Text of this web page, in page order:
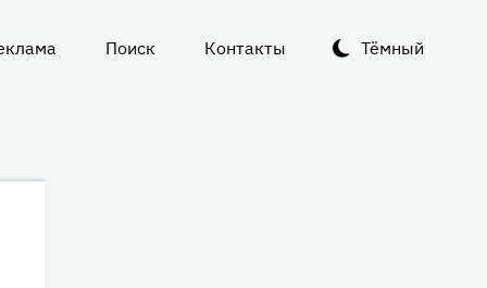
Тёмный
Поиск Контакты